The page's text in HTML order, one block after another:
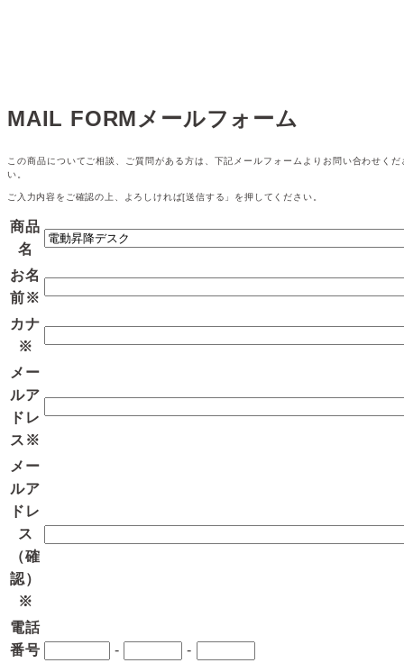
MAIL FORMメールフォーム
この商品についてご相談、ご質問がある方は、下記メールフォームよりお問い合わせくだ
い。
ご入力内容をご確認の上、よろしければ[送信する」を押してください。
商品
名
お名
前※
カナ
※
メー
ルア
ドレ
ス ※
メー
ルア
ドレ
ス
（確
認）
※
電話
番号
- -